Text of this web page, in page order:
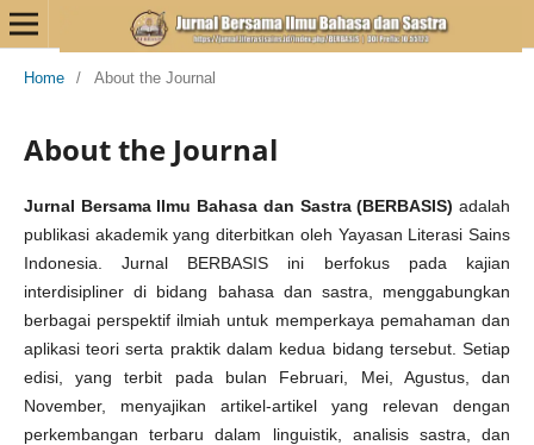
Home / About the Journal
About the Journal
Jurnal Bersama Ilmu Bahasa dan Sastra (BERBASIS) adalah
publikasi akademik yang diterbitkan oleh Yayasan Literasi Sains
Indonesia. Jurnal BERBASIS ini berfokus pada kajian
interdisipliner di bidang bahasa dan sastra, menggabungkan
berbagai perspektif ilmiah untuk memperkaya pemahaman dan
aplikasi teori serta praktik dalam kedua bidang tersebut. Setiap
edisi, yang terbit pada bulan Februari, Mei, Agustus, dan
November, menyajikan artikel-artikel yang relevan dengan
perkembangan terbaru dalam linguistik, analisis sastra, dan